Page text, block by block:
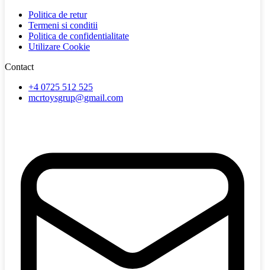
Politica de retur
Termeni si conditii
Politica de confidentialitate
Utilizare Cookie
Contact
+4 0725 512 525
mcrtoysgrup@gmail.com